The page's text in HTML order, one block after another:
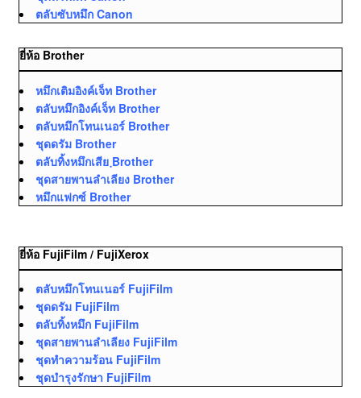
ตลับซับหมึก Canon
ยี่ห้อ Brother
หมึกเติมอิงค์เจ็ท Brother
ตลับหมึกอิงค์เจ็ท Brother
ตลับหมึกโทนเนอร์ Brother
ชุดดรัม Brother
ตลับทิ้งหมึกเสีย ฺBrother
ชุดสายพานลำเลียง Brother
หมึกแฟกซ์ Brother
ยี่ห้อ FujiFilm / FujiXerox
ตลับหมึกโทนเนอร์ FujiFilm
ชุดดรัม FujiFilm
ตลับทิ้งหมึก FujiFilm
ชุดสายพานลำเลียง FujiFilm
ชุดทำความร้อน FujiFilm
ชุดบำรุงรักษา FujiFilm